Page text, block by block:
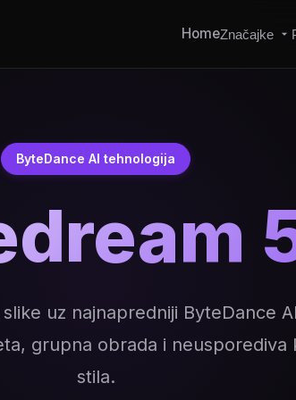
HomeZnačajke
ByteDance AI tehnologija
uz najnapredniji ByteDance
grupna obrada i neusporediva
stila.